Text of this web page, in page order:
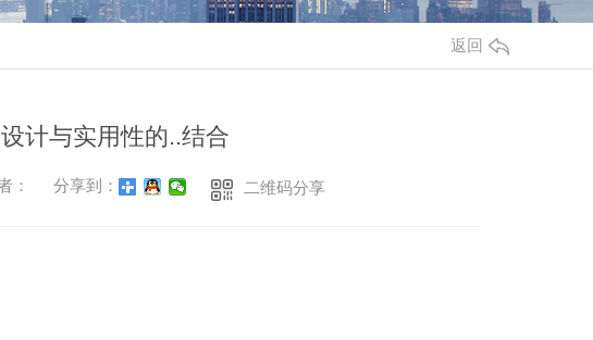
返回
计与实用性的..结合
： 分享到： 二维码分享